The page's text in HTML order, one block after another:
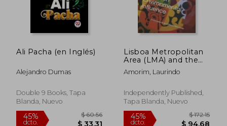
Ali Pacha (en Inglés)
Alejandro Dumas
Double 9 Books, Tapa
Blanda, Nuevo
Lisboa Metropolitan
Area (LMA) and the
Lioz Limestone
Selection
Influence: From
natural to artificial
Amorim, Laurindo
Independently Published,
Tapa Blanda, Nuevo